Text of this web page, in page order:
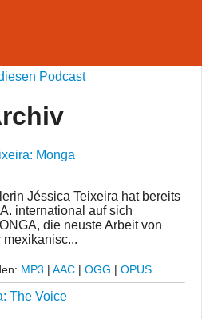
Podcast
Monga
Jéssica Teixeira hat bereits
international auf sich
die neuste Arbeit von
mexikanisc...
MP3 | AAC | OGG | OPUS
The Voice